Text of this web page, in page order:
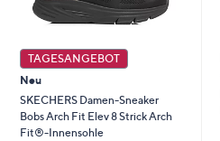
TAGESANGEBOT
Neu
SKECHERS Damen-Sneaker
Bobs Arch Fit Elev 8 Strick Arch
Fit®-Innensohle